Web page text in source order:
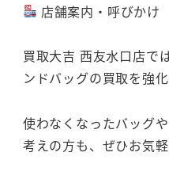
店舗案内・呼びかけ
買取大吉 西友水口店で
ンドバッグの買取を強
使わなくなったバッグ
考えの方も、ぜひお気